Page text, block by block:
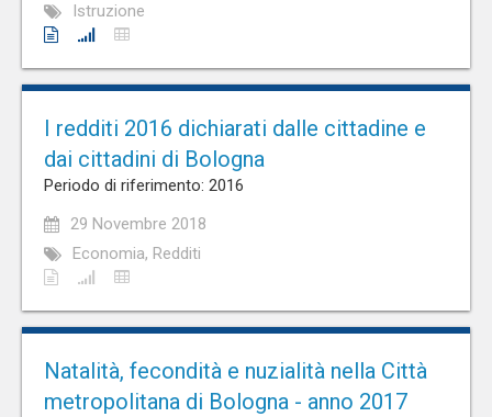
Istruzione
I redditi 2016 dichiarati dalle cittadine e
dai cittadini di Bologna
Periodo di riferimento: 2016
29 Novembre 2018
Economia, Redditi
Natalità, fecondità e nuzialità nella Città
metropolitana di Bologna - anno 2017